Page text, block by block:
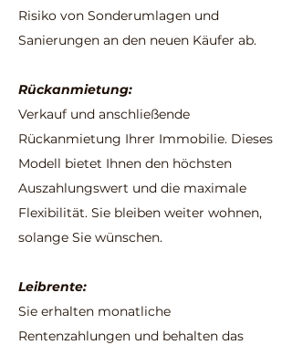
Risiko von Sonderumlagen und
Sanierungen an den neuen Käufer ab.
Rückanmietung:
Verkauf und anschließende
Rückanmietung Ihrer Immobilie. Dieses
Modell bietet Ihnen den höchsten
Auszahlungswert und die maximale
Flexibilität. Sie bleiben weiter wohnen,
solange Sie wünschen.
Leibrente:
Sie erhalten monatliche
Rentenzahlungen und behalten das